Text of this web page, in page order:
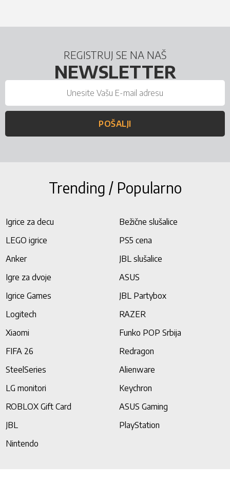
REGISTRUJ SE NA NAŠ
NEWSLETTER
POŠALJI
Trending / Popularno
Igrice za decu
Bežične slušalice
LEGO igrice
PS5 cena
Anker
JBL slušalice
Igre za dvoje
ASUS
Igrice Games
JBL Partybox
Logitech
RAZER
Xiaomi
Funko POP Srbija
FIFA 26
Redragon
SteelSeries
Alienware
LG monitori
Keychron
ROBLOX Gift Card
ASUS Gaming
JBL
PlayStation
Nintendo